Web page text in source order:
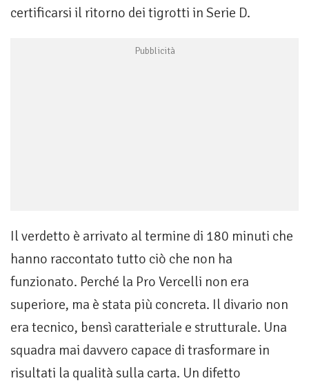
certificarsi il ritorno dei tigrotti in Serie D.
Il verdetto è arrivato al termine di 180 minuti che
hanno raccontato tutto ciò che non ha
funzionato. Perché la Pro Vercelli non era
superiore, ma è stata più concreta. Il divario non
era tecnico, bensì caratteriale e strutturale. Una
squadra mai davvero capace di trasformare in
risultati la qualità sulla carta. Un difetto